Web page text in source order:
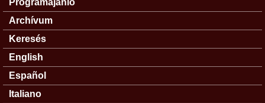
Programajánló
Archívum
Keresés
English
Español
Italiano